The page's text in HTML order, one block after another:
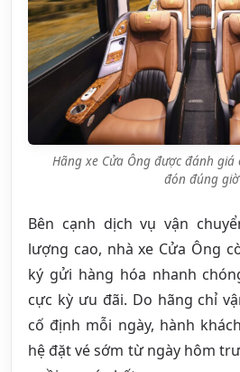
Hãng xe Cửa Ông được đánh
đón đúng giờ
Bên cạnh dịch vụ vận
lượng cao, nhà xe Cửa Ông
ký gửi hàng hóa nhanh
cực kỳ ưu đãi. Do hãng chỉ
cố định mỗi ngày, hành
hệ đặt vé sớm từ ngày hôm